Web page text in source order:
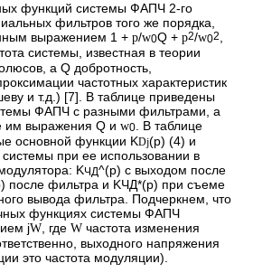
функций системы ФАПЧ 2-го
фильтров того же порядка,
выражением 1 +p/w0Q +p2/w02
системы, известная в теории
а Q добротность,
частотных характеристик
и т.д.) [7]. В таблице приведены
ФАПЧ с разными фильтрами, а
им выражения Q иw0
. В таблице
основной функции KDj(p) (4) и
при ее использовании в
KЧД^(p) с выходом после
после фильтра и KЧД*(p) при съеме
вывода фильтра. Подчеркнем, что
функциях системы ФАПЧ
jW , гдеW частота изменения
выходного напряжения
это частота модуляции).